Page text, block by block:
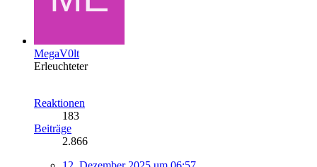
MegaV0lt
Erleuchteter
Reaktionen
183
Beiträge
2.866